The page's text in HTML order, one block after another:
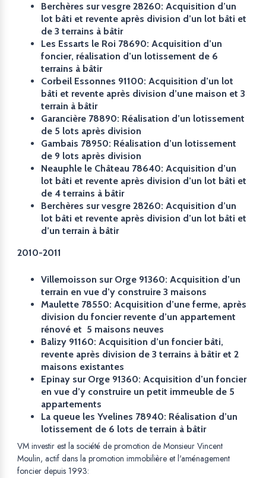
Berchères sur vesgre 28260: Acquisition d’un
lot bâti et revente après division d’un lot bâti et
de 3 terrains à bâtir
Les Essarts le Roi 78690: Acquisition d’un
foncier, réalisation d’un lotissement de 6
terrains à bâtir
Corbeil Essonnes 91100: Acquisition d’un lot
bâti et revente après division d’une maison et 3
terrain à bâtir
Garancière 78890: Réalisation d’un lotissement
de 5 lots après division
Gambais 78950: Réalisation d’un lotissement
de 9 lots après division
Neauphle le Château 78640: Acquisition d’un
lot bâti et revente après division d’un lot bâti et
de 4 terrains à bâtir
Berchères sur vesgre 28260: Acquisition d’un
lot bâti et revente après division d’un lot bâti et
d’un terrain à bâtir
2010-2011
Villemoisson sur Orge 91360: Acquisition d’un
terrain en vue d’y construire 3 maisons
Maulette 78550: Acquisition d’une ferme, après
division du foncier revente d’un appartement
rénové et 5 maisons neuves
Balizy 91160: Acquisition d’un foncier bâti,
revente après division de 3 terrains à bâtir et 2
maisons existantes
Epinay sur Orge 91360: Acquisition d’un foncier
en vue d’y construire un petit immeuble de 5
appartements
La queue les Yvelines 78940: Réalisation d’un
lotissement de 6 lots de terrain à bâtir
VM investir est la société de promotion de Monsieur Vincent
Moulin, actif dans la promotion immobilière et l'aménagement
foncier depuis 1993: